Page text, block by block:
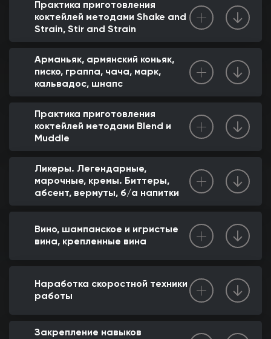
Практика приготовления
коктейлей методами Shake and
Strain, Stir and Strain
Арманьяк, армянский коньяк,
писко, граппа, чача, марк,
кальвадос, шнапс
Практика приготовления
коктейлей методами Blend и
Muddle
Ликеры. Легендарные,
марочные, кремы. Биттеры,
абсент, вермуты, б/а напитки
Вино, шампанское и игристые
вина, крепленные вина
Наработка скоростной техники
работы
Закрепление навыков